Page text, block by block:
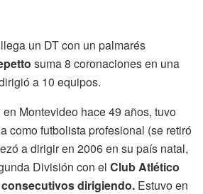
llega un DT con un palmarés
suma 8 coronaciones en una
a 10 equipos.
Montevideo hace 49 años, tuvo
como futbolista profesional (se retiró
a dirigir en 2006 en su país natal,
División con el Club Atlético
dirigiendo. Estuvo en